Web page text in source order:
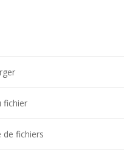
fichier
de fichiers